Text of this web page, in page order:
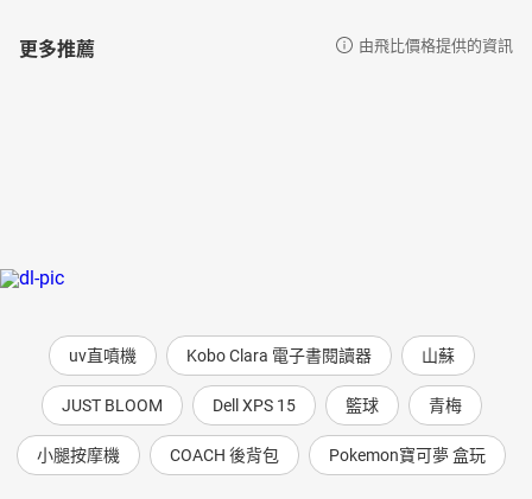
更多推薦 由飛比價格提供的資訊
uv直噴機 Kobo Clara 電子書閱讀器 山蘇
JUST BLOOM Dell XPS 15 籃球 青梅
小腿按摩機 COACH 後背包 Pokemon寶可夢 盒玩